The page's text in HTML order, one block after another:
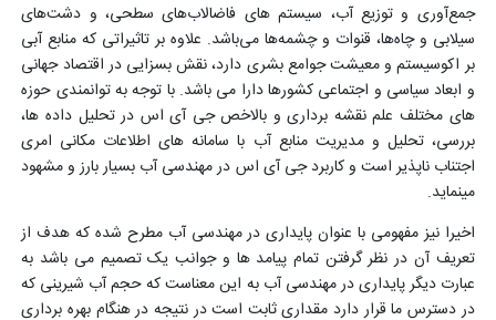
جمع‌آوری و توزیع آب، سیستم های فاضالاب‌های سطحی، و دشت‌های
سیلابی و چاه‌ها، قنوات و چشمه‌ها می‌باشد. علاوه بر تاثیراتی که منابع آبی
بر اکوسیستم و معیشت جوامع بشری دارد، نقش بسزایی در اقتصاد جهانی
و ابعاد سیاسی و اجتماعی کشورها دارا می باشد. با توجه به توانمندی حوزه
های مختلف علم نقشه برداری و بالاخص جی آی اس در تحلیل داده ها،
بررسی، تحلیل و مدیریت منابع آب با سامانه های اطلاعات مکانی امری
اجتناب ناپذیر است و کاربرد جی آی اس در مهندسی آب بسیار بارز و مشهود
مینماید.
اخیرا نیز مفهومی با عنوان پایداری در مهندسی آب مطرح شده که هدف از
تعریف آن در نظر گرفتن تمام پیامد ها و جوانب یک تصمیم می باشد به
عبارت دیگر پایداری در مهندسی آب به این معناست که حجم آب شیرینی که
در دسترس ما قرار دارد مقداری ثابت است در نتیجه در هنگام بهره برداری